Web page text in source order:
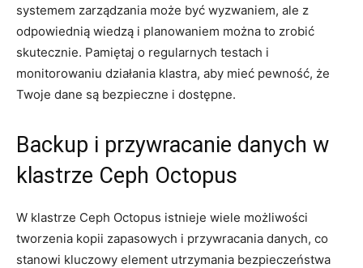
systemem zarządzania może być wyzwaniem,⁢ ale z​
odpowiednią wiedzą i planowaniem ‍można to zrobić‍
skutecznie.⁣ Pamiętaj o regularnych testach i
monitorowaniu‍ działania klastra, aby mieć pewność, ‌że
Twoje dane są bezpieczne ⁤i dostępne.
Backup i przywracanie danych w
klastrze Ceph Octopus
W klastrze ​Ceph ‍Octopus istnieje wiele ⁤możliwości
‍tworzenia⁤ kopii ⁤zapasowych i przywracania‌ danych, co
stanowi kluczowy⁤ element utrzymania ‌bezpieczeństwa